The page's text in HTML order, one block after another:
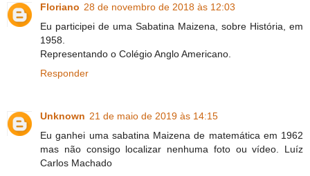
Floriano 28 de novembro de 2018 às 12:03
Eu participei de uma Sabatina Maizena, sobre História, em
1958.
Representando o Colégio Anglo Americano.
Responder
Unknown 21 de maio de 2019 às 14:15
Eu ganhei uma sabatina Maizena de matemática em 1962
mas não consigo localizar nenhuma foto ou vídeo. Luíz
Carlos Machado